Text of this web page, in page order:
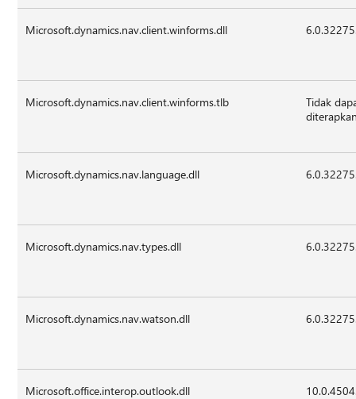
Microsoft.dynamics.nav.client.winforms.dll
Microsoft.dynamics.nav.client.winforms.tlb
Tidak
Microsoft.dynamics.nav.language.dll
Microsoft.dynamics.nav.types.dll
Microsoft.dynamics.nav.watson.dll
Microsoft.office.interop.outlook.dll